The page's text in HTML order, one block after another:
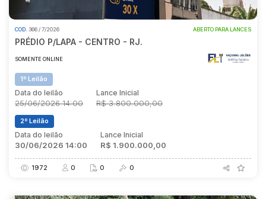
COD. 366 / 7/2026 ABERTO PARA LANCES
PRÉDIO P/LAPA - CENTRO - RJ.
SOMENTE ONLINE
1º Leilão
Data do leilão
25/06/2026 14:00
Lance Inicial
R$ 3.800.000,00
2º Leilão
Data do leilão
30/06/2026 14:00
Lance Inicial
R$ 1.900.000,00
1972 0 0 0